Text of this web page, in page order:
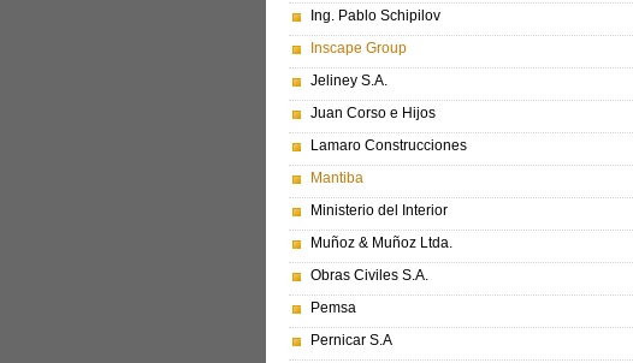
Ing. Pablo Schipilov
Inscape Group
Jeliney S.A.
Juan Corso e Hijos
Lamaro Construcciones
Mantiba
Ministerio del Interior
Muñoz & Muñoz Ltda.
Obras Civiles S.A.
Pemsa
Pernicar S.A